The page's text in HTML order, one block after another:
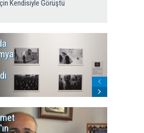
Kendisiyle Görüştü